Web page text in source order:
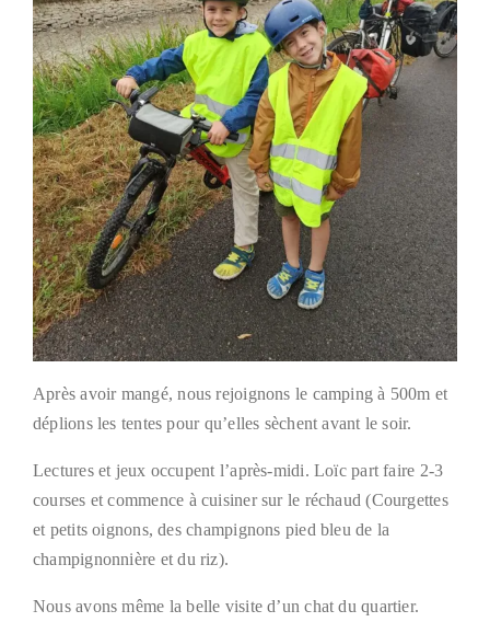
Après avoir mangé, nous rejoignons le camping à 500m et
déplions les tentes pour qu’elles sèchent avant le soir.
Lectures et jeux occupent l’après-midi. Loïc part faire 2-3
courses et commence à cuisiner sur le réchaud (Courgettes
et petits oignons, des champignons pied bleu de la
champignonnière et du riz).
Nous avons même la belle visite d’un chat du quartier.